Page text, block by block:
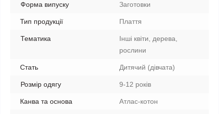
Форма випуску Заготовки
Тип продукції Плаття
Тематика
Інші квіти, дерева,
рослини
Стать Дитячий (дівчата)
Розмір одягу 9-12 років
Канва та основа Атлас-котон